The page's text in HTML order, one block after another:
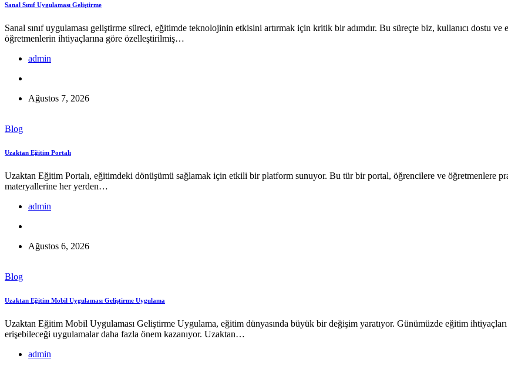
Sanal Sınıf Uygulaması Geliştirme
Sanal sınıf uygulaması geliştirme süreci, eğitimde teknolojinin etkisini artırmak için kritik bir adımdır. Bu süreçte biz, kullanıcı dostu
öğretmenlerin ihtiyaçlarına göre özelleştirilmiş…
admin
Ağustos 7, 2026
Blog
Uzaktan Eğitim Portalı
Uzaktan Eğitim Portalı, eğitimdeki dönüşümü sağlamak için etkili bir platform sunuyor. Bu tür bir portal, öğrencilere ve öğretmenlere
materyallerine her yerden…
admin
Ağustos 6, 2026
Blog
Uzaktan Eğitim Mobil Uygulaması Geliştirme Uygulama
Uzaktan Eğitim Mobil Uygulaması Geliştirme Uygulama, eğitim dünyasında büyük bir değişim yaratıyor. Günümüzde eğitim
erişebileceği uygulamalar daha fazla önem kazanıyor. Uzaktan…
admin